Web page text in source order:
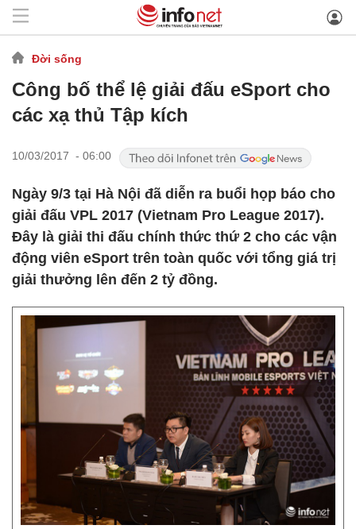
Đời sống
Công bố thể lệ giải đấu eSport cho
các xạ thủ Tập kích
10/03/2017 - 06:00
Ngày 9/3 tại Hà Nội đã diễn ra buổi họp báo cho
giải đấu VPL 2017 (Vietnam Pro League 2017).
Đây là giải thi đấu chính thức thứ 2 cho các vận
động viên eSport trên toàn quốc với tổng giá trị
giải thưởng lên đến 2 tỷ đồng.